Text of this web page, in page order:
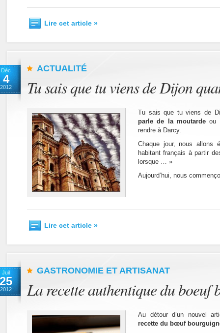
Lire cet article »
Déc
4
2012
ACTUALITÉ
Tu sais que tu viens de Dijon
Tu sais que tu viens de
parle de la moutardeou
rendre à Darcy.
Chaque jour, nous allons
habitant français à partir
lorsque … »
Aujourd’hui, nous
Lire cet article »
Juil
25
2012
GASTRONOMIE ET ARTISANAT
La recette authentique du boeuf
Au détour d’un nouvel
recette du bœuf